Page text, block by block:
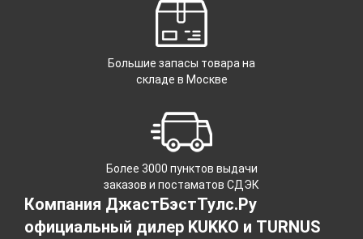
Большие запасы товара на
складе в Москве
Более 3000 пунктов выдачи
заказов и постаматов СДЭК
Компания ДжастБэстТулс.Ру
официальный дилер KUKKO и TURNUS